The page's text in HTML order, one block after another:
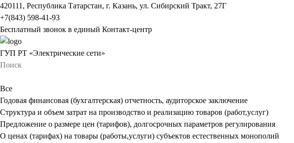
420111, Республика Татарстан, г. Казань, ул. Сибирский Тракт, 27Г
+7(843) 598-41-93
Бесплатный звонок в единый Контакт-центр
ГУП РТ «Электрические сети»
Все
Годовая финансовая (бухгалтерская) отчетность, аудиторское заключение
Структура и объем затрат на производство и реализацию товаров (работ,услуг)
Предложение о размере цен (тарифов), долгосрочных параметров регулирования
О ценах (тарифах) на товары (работы,услуги) субъектов естественных монополий